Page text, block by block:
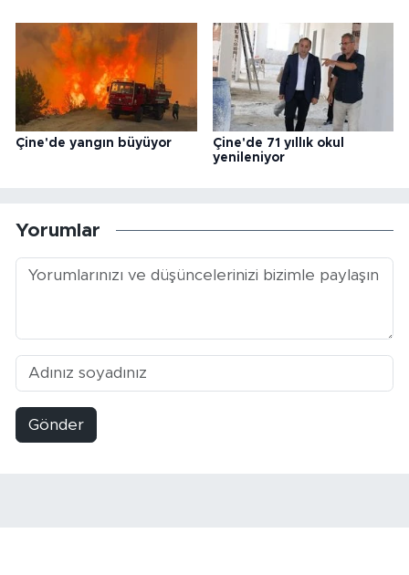
Çine'de yangın büyüyor
Çine'de 71 yıllık okul
yenileniyor
Yorumlar
Gönder